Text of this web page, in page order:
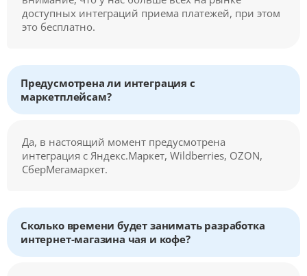
доступных интеграций приема платежей, при этом
это бесплатно.
Предусмотрена ли интеграция с
маркетплейсам?
Да, в настоящий момент предусмотрена
интеграция с Яндекс.Маркет, Wildberries, OZON,
СберМегамаркет.
Сколько времени будет занимать разработка
интернет-магазина чая и кофе?